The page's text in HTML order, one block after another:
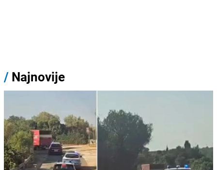
/ Najnovije